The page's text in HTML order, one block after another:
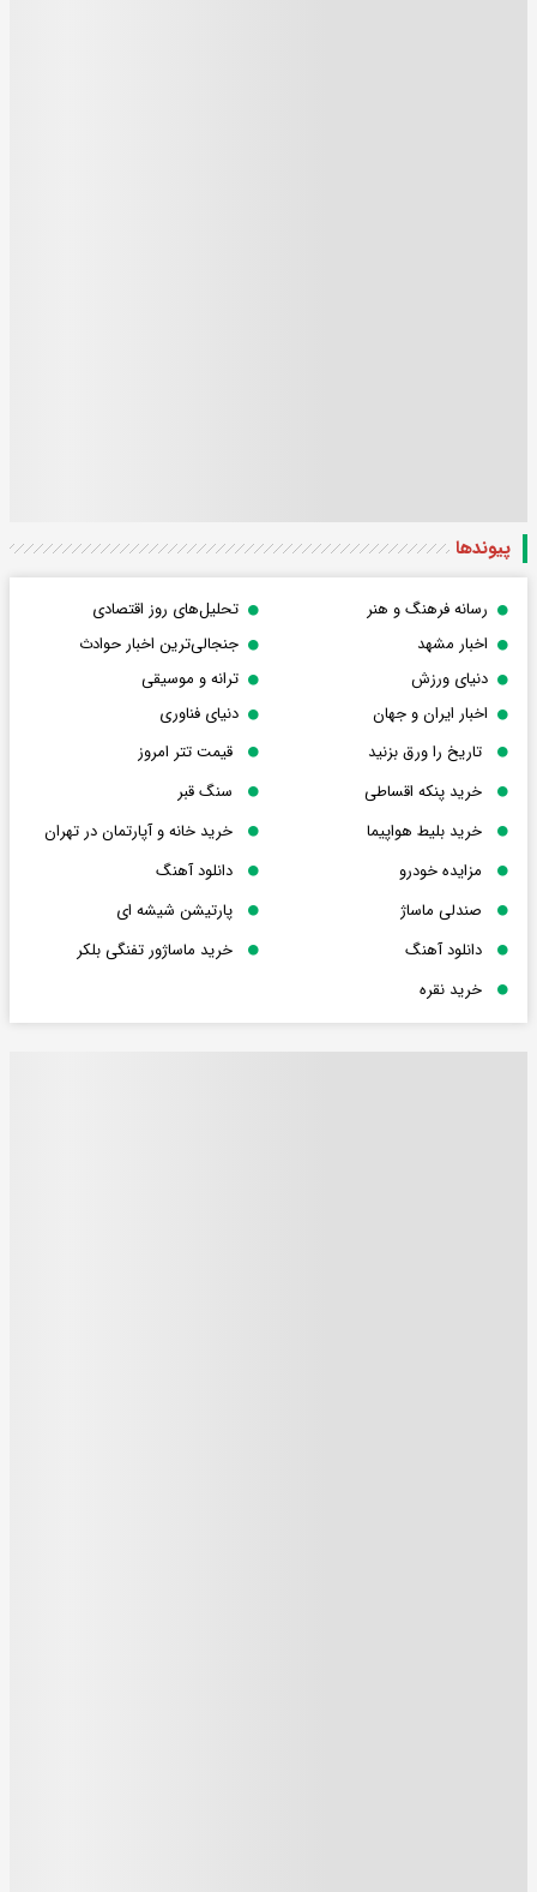
پیوندها
رسانه فرهنگ و هنر
تحلیل‌های روز اقتصادی
اخبار مشهد
جنجالی‌ترین اخبار حوادث
دنیای ورزش
ترانه و موسیقی
اخبار ایران و جهان
دنیای فناوری
تاریخ را ورق بزنید
قیمت تتر امروز
خرید پنکه اقساطی
سنگ قبر
خرید بلیط هواپیما
خرید خانه و آپارتمان در تهران
مزایده خودرو
دانلود آهنگ
صندلی ماساژ
پارتیشن شیشه ای
دانلود آهنگ
خرید ماساژور تفنگی بلکر
خرید نقره